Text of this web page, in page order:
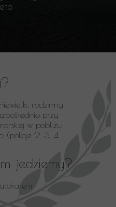
jedziemy?
rodzinny
przy
w pobliżu
(pokoje 2, 3, 4